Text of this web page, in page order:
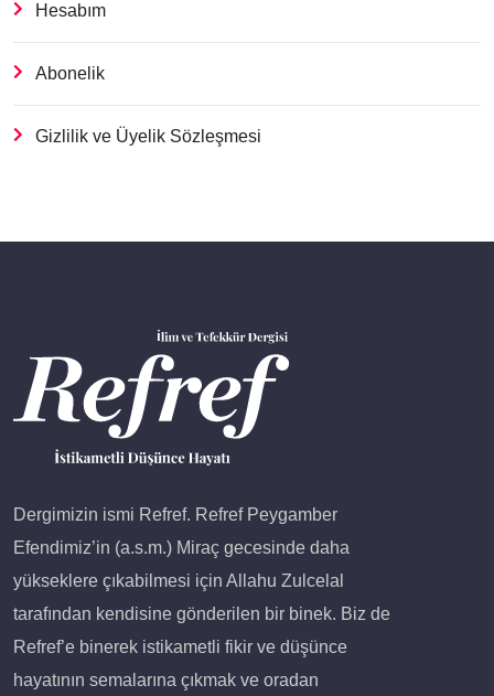
Hesabım
Abonelik
Gizlilik ve Üyelik Sözleşmesi
Dergimizin ismi Refref. Refref Peygamber
Efendimiz’in (a.s.m.) Miraç gecesinde daha
yükseklere çıkabilmesi için Allahu Zulcelal
tarafından kendisine gönderilen bir binek. Biz de
Refref’e binerek istikametli fikir ve düşünce
hayatının semalarına çıkmak ve oradan